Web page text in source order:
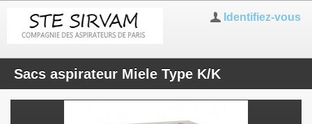
Identifiez-vous
Sacs aspirateur Miele Type K/K